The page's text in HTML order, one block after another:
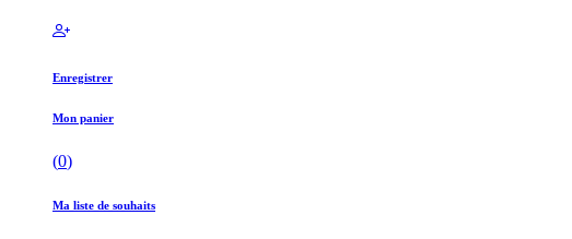
Enregistrer
Mon panier
(0)
Ma liste de souhaits